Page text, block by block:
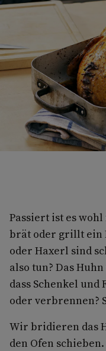
Passiert ist es
brät oder grillt ein
oder Haxerl sind
also tun? Das
dass Schenkel
oder verbrennen?
Wir bridieren das
den Ofen